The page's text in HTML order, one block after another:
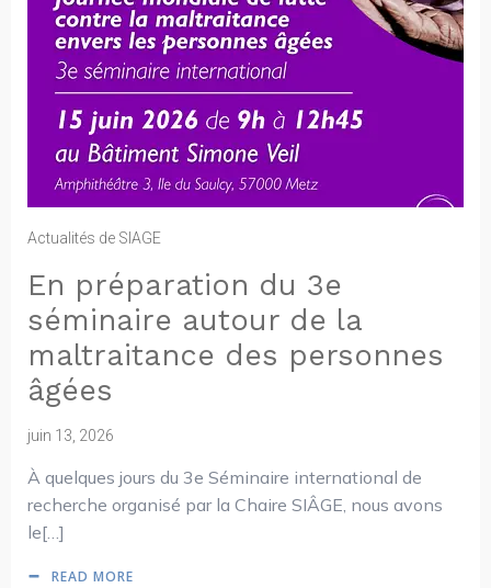
Actualités de SIAGE
En préparation du 3e
séminaire autour de la
maltraitance des personnes
âgées
juin 13, 2026
À quelques jours du 3e Séminaire international de
recherche organisé par la Chaire SIÂGE, nous avons
le[…]
READ MORE